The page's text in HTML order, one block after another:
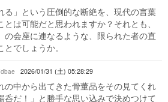
る」という圧倒的な断絶を、現代の言葉
は可能だと思われますか？それとも、
の会座に連なるような、限られた者の直
でしょうか。
2026/01/31 (土) 05:28:29
の中から出てきた骨董品をその見てくれ
呑だ！」と勝手な思い込みで決めつけて